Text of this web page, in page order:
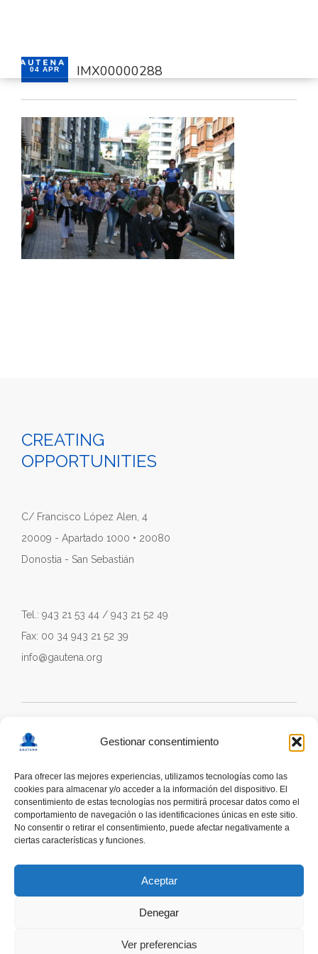
Gestionar consentimiento
Para ofrecer las mejores experiencias, utilizamos tecnologías como las
cookies para almacenar y/o acceder a la información del dispositivo. El
consentimiento de estas tecnologías nos permitirá procesar datos como el
comportamiento de navegación o las identificaciones únicas en este sitio.
No consentir o retirar el consentimiento, puede afectar negativamente a
ciertas características y funciones.
Aceptar
Denegar
Ver preferencias
HOME
SERVICES
CONTACT
ENGLISH
04 APR IMX00000288
CREATING
OPPORTUNITIES
C/ Francisco López Alen, 4
20009 - Apartado 1000 • 20080
Donostia - San Sebastián
Tel.: 943 21 53 44 / 943 21 52 49
Fax: 00 34 943 21 52 39
info@gautena.org
deskonektapp
THE HELP OF PEOPLE WITH AUTISM TO PROMOTE
A RESPONSIBLE USE OF SMARTPHONES